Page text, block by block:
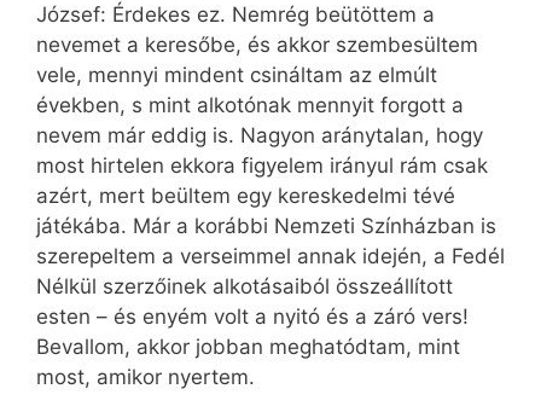
József: Érdekes ez. Nemrég beütöttem a
nevemet a keresőbe, és akkor szembesültem
vele, mennyi mindent csináltam az elmúlt
években, s mint alkotónak mennyit forgott a
nevem már eddig is. Nagyon aránytalan, hogy
most hirtelen ekkora figyelem irányul rám csak
azért, mert beültem egy kereskedelmi tévé
játékába. Már a korábbi Nemzeti Színházban is
szerepeltem a verseimmel annak idején, a Fedél
Nélkül szerzőinek alkotásaiból összeállított
esten – és enyém volt a nyitó és a záró vers!
Bevallom, akkor jobban meghatódtam, mint
most, amikor nyertem.